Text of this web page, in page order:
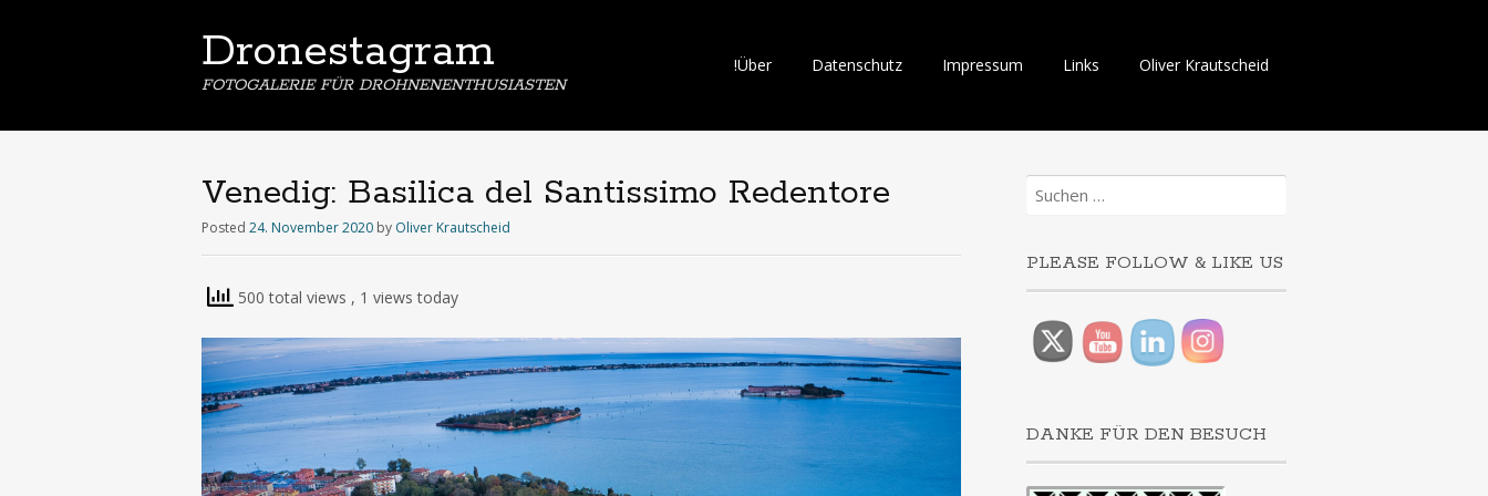
Dronestagram
FOTOGALERIE FÜR DROHNENENTHUSIASTEN
Skip
!Über Datenschutz Impressum Links Oliver Krautscheid
Venedig: Basilica del Santissimo Redentore
Posted 24. November 2020 by Oliver Krautscheid
500 total views , 1 views today
Suchen
nach:
PLEASE FOLLOW & LIKE US
DANKE FÜR DEN BESUCH